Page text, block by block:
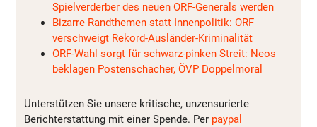
Spielverderber des neuen ORF-Generals werden
Bizarre Randthemen statt Innenpolitik: ORF
verschweigt Rekord-Ausländer-Kriminalität
ORF-Wahl sorgt für schwarz-pinken Streit: Neos
beklagen Postenschacher, ÖVP Doppelmoral
Unterstützen Sie unsere kritische, unzensurierte
Berichterstattung mit einer Spende. Per paypal